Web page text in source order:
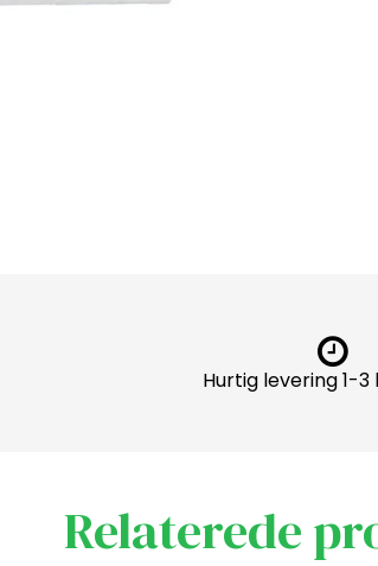
Hurtig levering 1-
Relaterede